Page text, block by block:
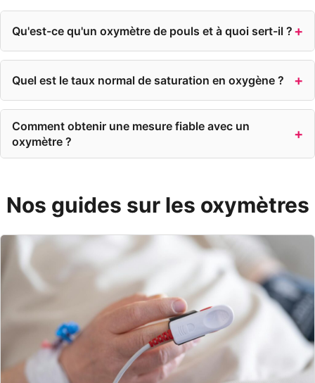
Qu'est-ce qu'un oxymètre de pouls et à quoi sert-il ?
Quel est le taux normal de saturation en oxygène ?
Comment obtenir une mesure fiable avec un
oxymètre ?
Nos guides sur les oxymètres